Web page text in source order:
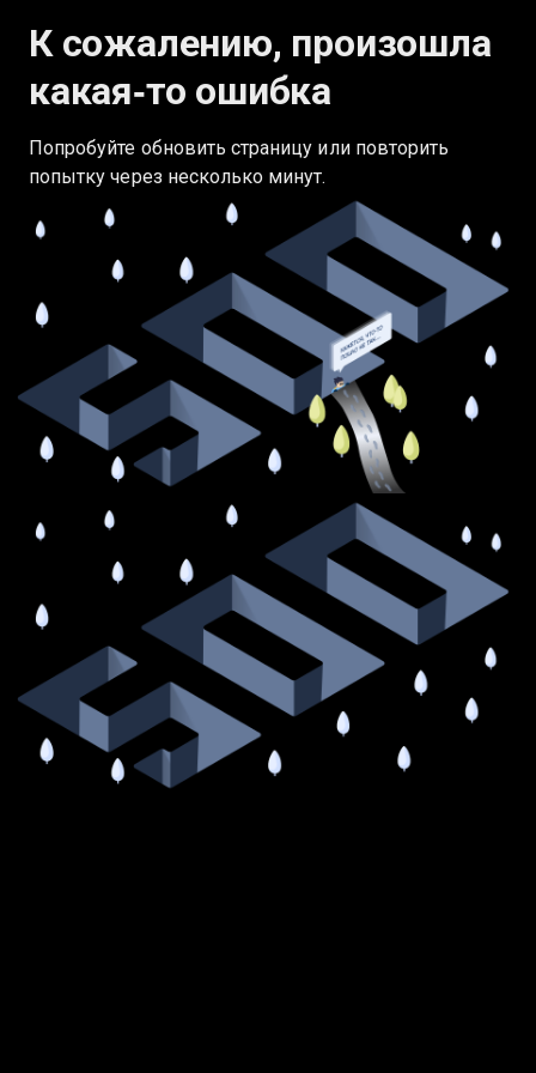
К сожалению, произошла
какая‑то ошибка
Попробуйте обновить страницу или повторить
попытку через несколько минут.